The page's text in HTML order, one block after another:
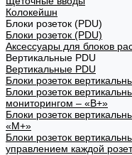
Колокейшн
Блоки розеток (PDU)
Блоки розеток (PDU)
Аксессуары для блоков
Вертикальные PDU
Вертикальные PDU
Блоки розеток
Блоки розеток
мониторингом – «В+»
Блоки розеток
«М+»
Блоки розеток
управлением каждой